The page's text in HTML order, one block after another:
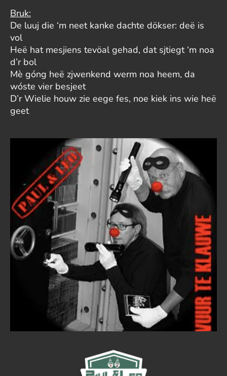
Bruk:
De luuj die ‘m neet kanke dachte dökser: deë is
vol
Heë hat mesjiens tevöal gehad, dat sjtiegt ‘m noa
d’r bol
Mè góng heë zjwenkend werm noa heem, da
wóste vier besjeet
D’r Wielie houw zie eege fes, noe kiek ins wie heë
geet